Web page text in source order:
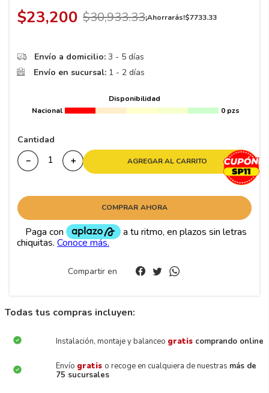
$23,200 $30,933.33¡Ahorrarás!$7733.33
Envío a domicilio: 3 - 5 días
Envío en sucursal: 1 - 2 días
Disponibilidad
Nacional
0 pzs
Cantidad
＋
－ AGREGAR AL CARRITO
COMPRAR AHORA
Compartir en
Todas tus compras incluyen:
Instalación, montaje y balanceo gratis comprando online
Envío gratis o recoge en cualquiera de nuestras más de
75 sucursales
9.195